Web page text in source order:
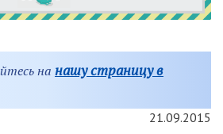
на нашу страницу в
21.09.2015